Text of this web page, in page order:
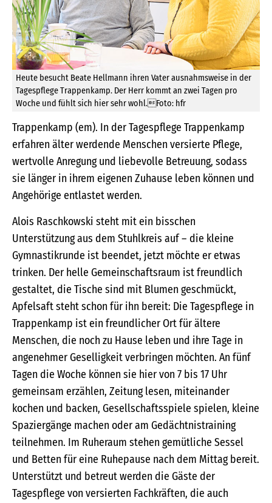
Heute besucht Beate Hellmann ihren Vater ausnahmsweise in der
Tagespflege Trappenkamp. Der Herr kommt an zwei Tagen pro
Woche und fühlt sich hier sehr wohl.Foto: hfr
Trappenkamp (em). In der Tagespflege Trappenkamp
erfahren älter werdende Menschen versierte Pflege,
wertvolle Anregung und liebevolle Betreuung, sodass
sie länger in ihrem eigenen Zuhause leben können und
Angehörige entlastet werden.
Alois Raschkowski steht mit ein bisschen
Unterstützung aus dem Stuhlkreis auf – die kleine
Gymnastikrunde ist beendet, jetzt möchte er etwas
trinken. Der helle Gemeinschaftsraum ist freundlich
gestaltet, die Tische sind mit Blumen geschmückt,
Apfelsaft steht schon für ihn bereit: Die Tagespflege in
Trappenkamp ist ein freundlicher Ort für ältere
Menschen, die noch zu Hause leben und ihre Tage in
angenehmer Geselligkeit verbringen möchten. An fünf
Tagen die Woche können sie hier von 7 bis 17 Uhr
gemeinsam erzählen, Zeitung lesen, miteinander
kochen und backen, Gesellschaftsspiele spielen, kleine
Spaziergänge machen oder am Gedächtnistraining
teilnehmen. Im Ruheraum stehen gemütliche Sessel
und Betten für eine Ruhepause nach dem Mittag bereit.
Unterstützt und betreut werden die Gäste der
Tagespflege von versierten Fachkräften, die auch